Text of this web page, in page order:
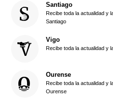
Santiago
Recibe toda la actualidad y
Santiago
Vigo
Recibe toda la actualidad y
Ourense
Recibe toda la actualidad y
Ourense